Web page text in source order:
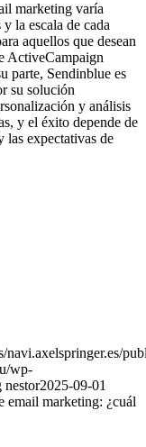
marketing varía
la escala de cada
aquellos que desean
ActiveCampaign
parte, Sendinblue es
su solución
y análisis
y el éxito depende de
las expectativas de
navi.axelspringer.es/
wp-
nestor2025-09-01
email marketing: ¿cuál